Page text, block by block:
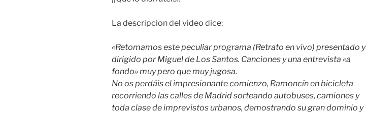
La descripcion del video dice:
«Retomamos este peculiar programa (Retrato en vivo) presentado y
dirigido por Miguel de Los Santos. Canciones y una entrevista «a
fondo» muy pero que muy jugosa.
No os perdáis el impresionante comienzo, Ramoncín en bicicleta
recorriendo las calles de Madrid sorteando autobuses, camiones y
toda clase de imprevistos urbanos, demostrando su gran dominio y